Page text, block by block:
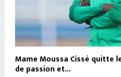
Mame Moussa Cissé quitte
de passion et...